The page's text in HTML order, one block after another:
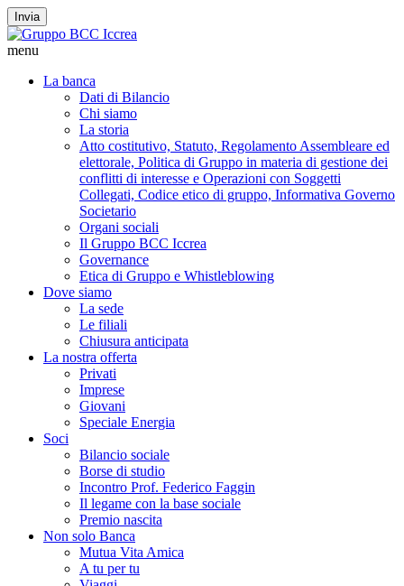
Invia
menu
La banca
Dati di Bilancio
Chi siamo
La storia
Atto costitutivo, Statuto, Regolamento Assembleare ed
elettorale, Politica di Gruppo in materia di gestione dei
conflitti di interesse e Operazioni con Soggetti
Collegati, Codice etico di gruppo, Informativa Governo
Societario
Organi sociali
Il Gruppo BCC Iccrea
Governance
Etica di Gruppo e Whistleblowing
Dove siamo
La sede
Le filiali
Chiusura anticipata
La nostra offerta
Privati
Imprese
Giovani
Speciale Energia
Soci
Bilancio sociale
Borse di studio
Incontro Prof. Federico Faggin
Il legame con la base sociale
Premio nascita
Non solo Banca
Mutua Vita Amica
A tu per tu